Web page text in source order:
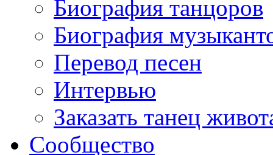
Биография танцоров
Биография
Перевод песен
Интервью
Заказать танец
Сообщество